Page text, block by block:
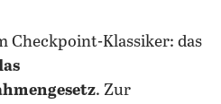
Checkpoint-Klassiker: das
. Zur